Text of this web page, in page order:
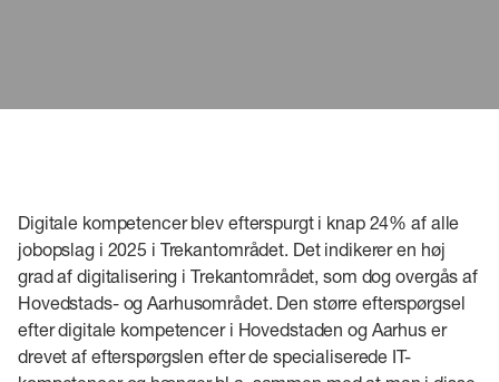
Digitale kompetencer blev efterspurgt i knap 24% af alle
jobopslag i 2025 i Trekantområdet. Det indikerer en høj
grad af digitalisering i Trekantområdet, som dog overgås af
Hovedstads- og Aarhusområdet. Den større efterspørgsel
efter digitale kompetencer i Hovedstaden og Aarhus er
drevet af efterspørgslen efter de specialiserede IT-